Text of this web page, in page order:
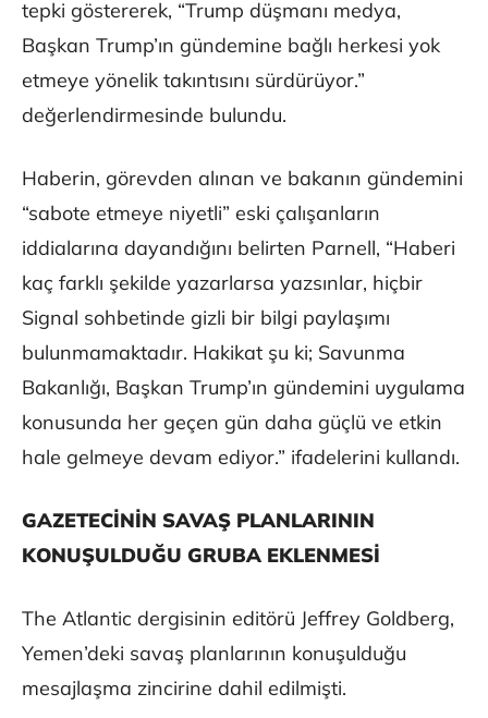
tepki göstererek, “Trump düşmanı medya,
Başkan Trump’ın gündemine bağlı herkesi yok
etmeye yönelik takıntısını sürdürüyor.”
değerlendirmesinde bulundu.
Haberin, görevden alınan ve bakanın gündemini
“sabote etmeye niyetli” eski çalışanların
iddialarına dayandığını belirten Parnell, “Haberi
kaç farklı şekilde yazarlarsa yazsınlar, hiçbir
Signal sohbetinde gizli bir bilgi paylaşımı
bulunmamaktadır. Hakikat şu ki; Savunma
Bakanlığı, Başkan Trump’ın gündemini uygulama
konusunda her geçen gün daha güçlü ve etkin
hale gelmeye devam ediyor.” ifadelerini kullandı.
GAZETECİNİN SAVAŞ PLANLARININ
KONUŞULDUĞU GRUBA EKLENMESİ
The Atlantic dergisinin editörü Jeffrey Goldberg,
Yemen’deki savaş planlarının konuşulduğu
mesajlaşma zincirine dahil edilmişti.